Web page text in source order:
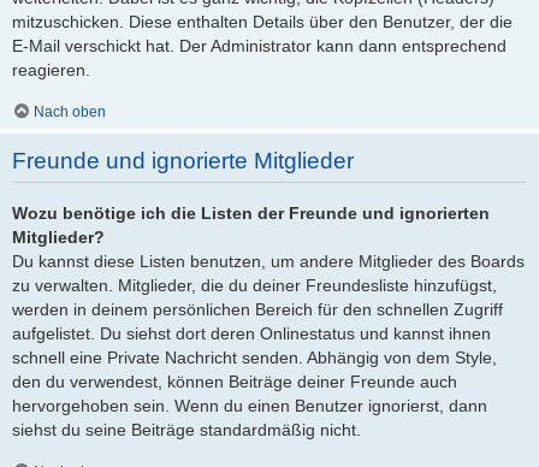
mitzuschicken. Diese enthalten Details über den Benutzer, der die
E-Mail verschickt hat. Der Administrator kann dann entsprechend
reagieren.
Nach oben
Freunde und ignorierte Mitglieder
Wozu benötige ich die Listen der Freunde und ignorierten
Mitglieder?
Du kannst diese Listen benutzen, um andere Mitglieder des Boards
zu verwalten. Mitglieder, die du deiner Freundesliste hinzufügst,
werden in deinem persönlichen Bereich für den schnellen Zugriff
aufgelistet. Du siehst dort deren Onlinestatus und kannst ihnen
schnell eine Private Nachricht senden. Abhängig von dem Style,
den du verwendest, können Beiträge deiner Freunde auch
hervorgehoben sein. Wenn du einen Benutzer ignorierst, dann
siehst du seine Beiträge standardmäßig nicht.